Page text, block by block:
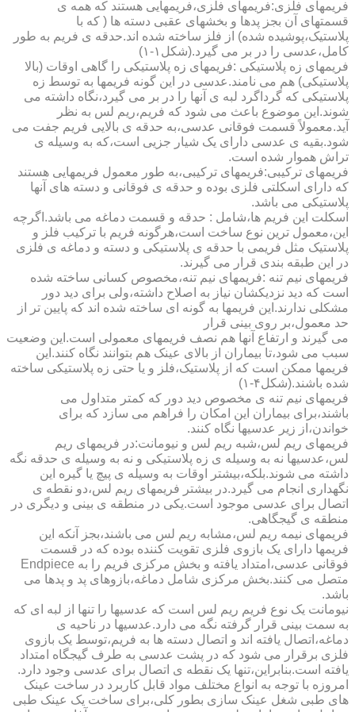
فریمهای فلزی:فریمهای فلزی،فریمهایی هستند که همه ی
قسمتهای آن بجز پدها و بخشهای عقبی دسته ها ( که با
پلاستیک،پوشیده شده) از فلز ساخته شده اند.حدقه ی فریم به طور
کامل،عدسی را در بر می گیرد.(شکل۱-۱)
فریمهای زه پلاستیکی :فریمهای زه پلاستیکی را گاهی اوقات (بالا
پلاستیکی) هم می نامند.عدسی در این گونه فریمها به توسط زه
پلاستیکی که گرداگرد لبه ی آنها را در بر می گیرد،نگاه داشته می
شوند.این موضوع باعث می شود که فریم،ریم لس به نظر
آید.معمولاً قسمت فوقانی عدسی،به حدقه ی بالایی فریم جفت می
شود.بقیه ی عدسی دارای یک شیار جزیی است،که به وسیله ی
تراش هموار شده است.
فریمهای ترکیبی:فریمهای ترکیبی،به طور معمول فریمهایی هستند
که دارای اسکلتی فلزی بوده و حدقه ی فوقانی و دسته های آنها
پلاستیکی می باشد.
اسکلت این فریم ها،شامل : حدقه و قسمت دماغه می باشد.اگرچه
این،معمول ترین نوع ساخت است،هرگونه فریم با ترکیب فلز و
پلاستیک مثل فریمی با حدقه ی پلاستیکی و دسته و دماغه ی فلزی
در این طبقه بندی قرار می گیرند.
فریمهای نیم تنه :فریمهای نیم تنه،مخصوص کسانی ساخته شده
است که دید نزدیکشان نیاز به اصلاح داشته،ولی برای دید دور
مشکلی ندارند.این فریمها به گونه ای ساخته شده اند که پایین تر از
حد معمول،بر روی بینی قرار
می گیرند و ارتفاع آنها هم نصف فریمهای معمولی است.این وضعیت
سبب می شود،تا بیماران از بالای عینک هم بتوانند نگاه کنند.این
فریمها ممکن است که از پلاستیک،فلز و یا حتی زه پلاستیکی ساخته
شده باشند.(شکل۴-۱)
فریمهای نیم تنه ی مخصوص دید دور که کمتر متداول می
باشند،برای بیماران این امکان را فراهم می سازد که برای
خواندن،از زیر عدسیها نگاه کنند.
فریمهای ریم لس،شبه ریم لس و نیومانت:در فریمهای ریم
لس،عدسیها نه به وسیله ی زه پلاستیکی و نه به وسیله ی حدقه نگه
داشته می شوند.بلکه،بیشتر اوقات به وسیله ی پیچ یا گیره این
نگهداری انجام می گیرد.در بیشتر فریمهای ریم لس،دو نقطه ی
اتصال برای عدسی موجود است.یکی در منطقه ی بینی و دیگری در
منطقه ی گیجگاهی.
فریمهای نیمه ریم لس،مشابه ریم لس می باشند،بجز آنکه این
فریمها دارای یک بازوی فلزی تقویت کننده بوده که در قسمت
فوقانی عدسی،امتداد یافته و بخش مرکزی فریم را به Endpiece
متصل می کنند.بخش مرکزی شامل دماغه،بازوهای پد و پدها می
باشد.
نیومانت یک نوع فریم ریم لس است که عدسیها را تنها از لبه ای که
به سمت بینی قرار گرفته نگه می دارد.عدسیها در ناحیه ی
دماغه،اتصال یافته اند و اتصال دسته ها به فریم،توسط یک بازوی
فلزی برقرار می شود که در پشت عدسی به طرف گیجگاه امتداد
یافته است.بنابراین،تنها یک نقطه ی اتصال برای عدسی وجود دارد.
امروزه با توجه به انواع مختلف مواد قابل کاربرد در ساخت عینک
های طبی شغل عینک سازی بطور کلی،برای ساخت یک عینک طبی